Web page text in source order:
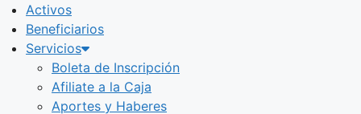
Activos
Beneficiarios
Servicios
Boleta de Inscripción
Afiliate a la Caja
Aportes y Haberes